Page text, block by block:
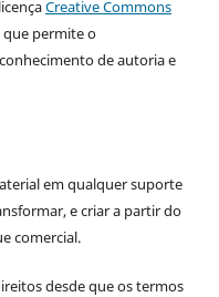
Creative Commons
que permite o
de autoria e
em qualquer suporte
e criar a partir do
comercial.
desde que os termos